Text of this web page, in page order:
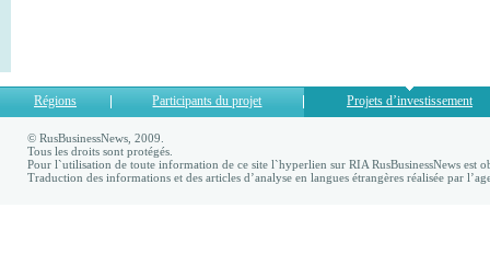
Régions Participants du projet Projets d’investissement
© RusBusinessNews, 2009.
Tous les droits sont protégés.
Pour l`utilisation de toute information de ce site l`hyperlien sur RIA RusBusinessNews est
Traduction des informations et des articles d’analyse en langues étrangères réalisée par